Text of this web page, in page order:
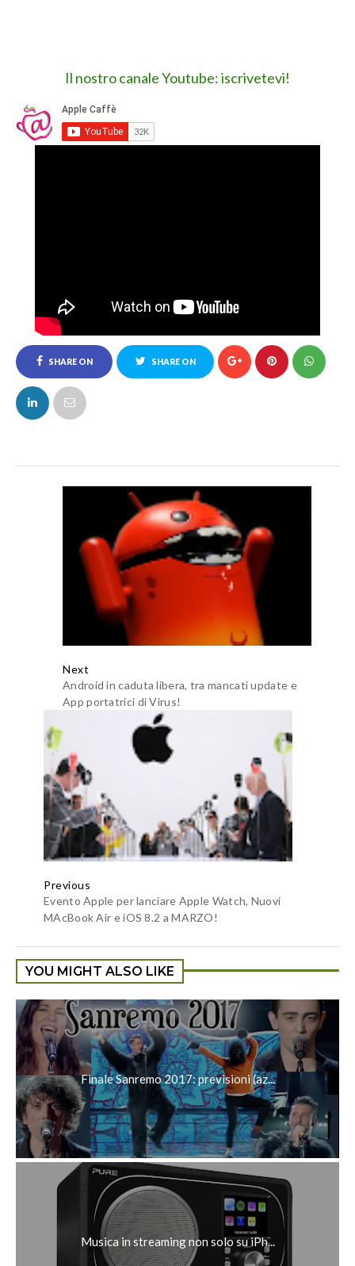
Il nostro canale Youtube: iscrivetevi!
SHARE ON
FACEBOOK
SHARE ON
Next
Android in caduta libera, tra mancati update e
App portatrici di Virus!
Previous
Evento Apple per lanciare Apple Watch, Nuovi
MAcBook Air e iOS 8.2 a MARZO!
YOU MIGHT ALSO LIKE
Finale Sanremo 2017: previsioni (az...
Musica in streaming non solo su iPh...